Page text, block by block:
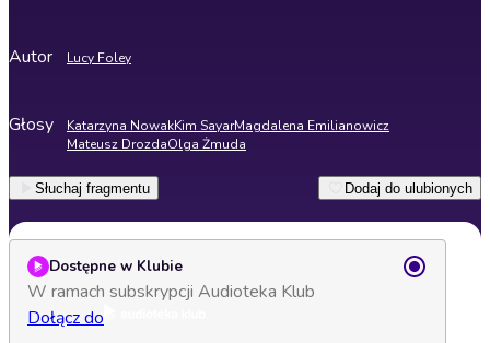
Autor Lucy Foley
Głosy Katarzyna NowakKim SayarMagdalena Emilianowicz
Mateusz DrozdaOlga Żmuda
Słuchaj fragmentu Dodaj do ulubionych
Dostępne w Klubie
W ramach subskrypcji Audioteka Klub
Dołącz do